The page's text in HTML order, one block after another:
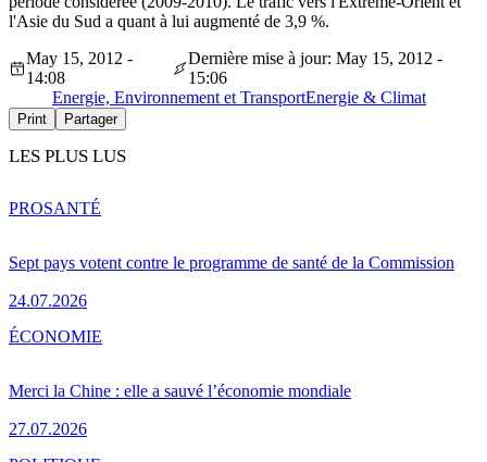
l'Asie du Sud a quant à lui augmenté de 3,9 %.
May 15, 2012 -
14:08
Dernière mise à jour: May 15, 2012 -
15:06
Energie, Environnement et TransportEnergie & Climat
Print Partager
LES PLUS LUS
Sept pays votent contre le programme de santé de la Commission
24.07.2026
PROSANTÉ
Merci la Chine : elle a sauvé l’économie mondiale
27.07.2026
ÉCONOMIE